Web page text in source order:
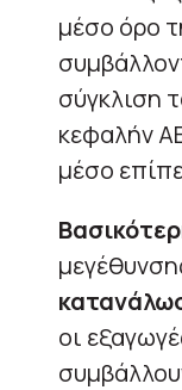
μέσο όρο
σύγκλιση
κεφαλήν
μέσο
οι